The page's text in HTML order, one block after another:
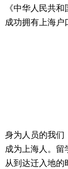
《中华人民共
成功拥有上海户
身为人员的我们
成为上海人。留
从到达迁入地的